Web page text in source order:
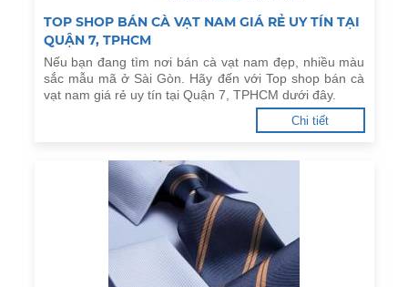
TOP SHOP BÁN CÀ VẠT NAM GIÁ RẺ UY TÍN TẠI
QUẬN 7, TPHCM
Nếu bạn đang tìm nơi bán cà vạt nam đẹp, nhiều màu
sắc mẫu mã ở Sài Gòn. Hãy đến với Top shop bán cà
vạt nam giá rẻ uy tín tại Quận 7, TPHCM dưới đây.
Chi tiết